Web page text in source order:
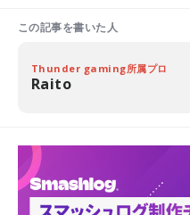
この記事を書いた人
Thunder gaming所属プロ
Raito